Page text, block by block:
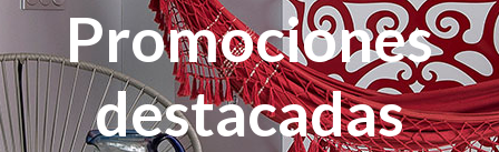
Promociones
destacadas